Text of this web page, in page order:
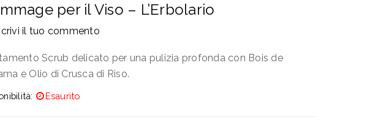
per il Viso – L’Erbolario
il tuo commento
Scrub delicato per una pulizia profonda con Bois de
e Olio di Crusca di Riso.
Esaurito